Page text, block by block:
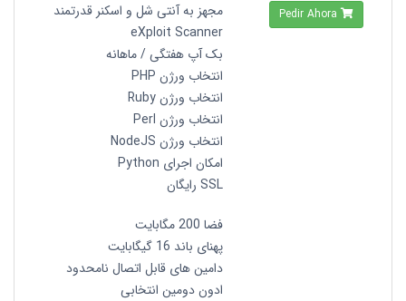
مجهز به آنتی شل و اسکنر قدرتمند
eXploit Scanner
بک آپ هفتگی / ماهانه
انتخاب ورژن PHP
انتخاب ورژن Ruby
انتخاب ورژن Perl
انتخاب ورژن NodeJS
امکان اجرای Python
SSL رایگان
فضا 200 مگابایت
پهنای باند 16 گیگابایت
دامین های قابل اتصال نامحدود
ادون دومین انتخابی